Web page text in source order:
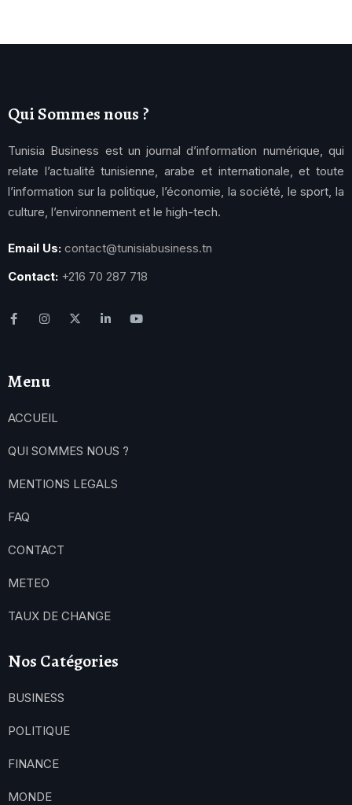
Qui Sommes nous ?
Tunisia Business est un journal d’information numérique, qui
relate l’actualité tunisienne, arabe et internationale, et toute
l’information sur la politique, l’économie, la société, le sport, la
culture, l’environnement et le high-tech.
Email Us: contact@tunisiabusiness.tn
Contact: +216 70 287 718
Menu
ACCUEIL
QUI SOMMES NOUS ?
MENTIONS LEGALS
FAQ
CONTACT
METEO
TAUX DE CHANGE
Nos Catégories
BUSINESS
POLITIQUE
FINANCE
MONDE